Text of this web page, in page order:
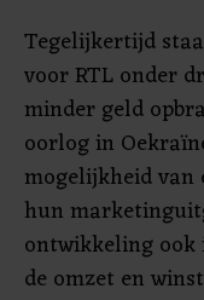
Tegelijkertijd
voor RTL onder
minder geld
oorlog in
mogelijkheid van
hun
ontwikkeling ook
de omzet en